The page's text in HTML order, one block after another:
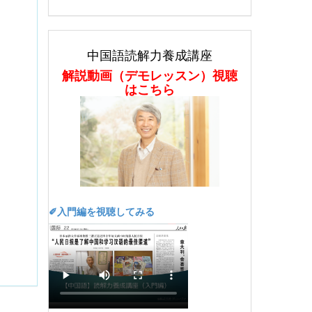
中国語読解力養成講座
解説動画（デモレッスン）視聴
はこちら
✐入門編を視聴してみる